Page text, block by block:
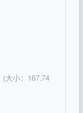
(大小：167.74